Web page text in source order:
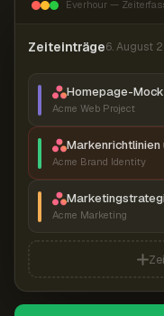
Everhour —
Zeiteinträge6. August
Homepage-
Acme Web Project
Markenrichtlinien
Acme Brand Identity
Acme Marketing